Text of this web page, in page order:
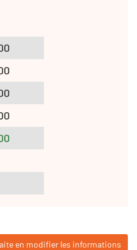
en modifier les informations